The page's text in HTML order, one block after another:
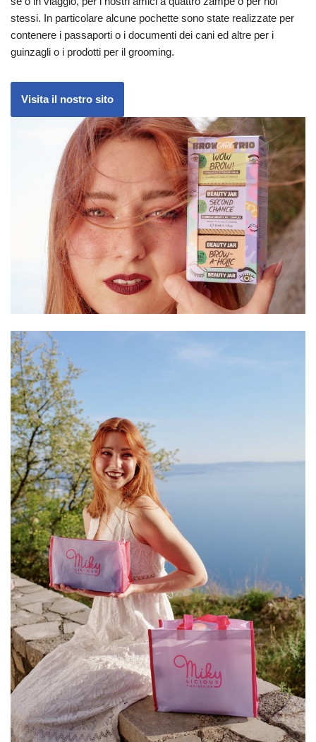
stessi. In particolare alcune pochette sono state realizzate per
contenere i passaporti o i documenti dei cani ed altre per i
guinzagli o i prodotti per il grooming.
Visita il nostro sito